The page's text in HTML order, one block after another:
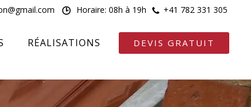
RÉALISATIONS DEVIS GRATUIT
Horaire: 08h à 19h +41 782 331 305